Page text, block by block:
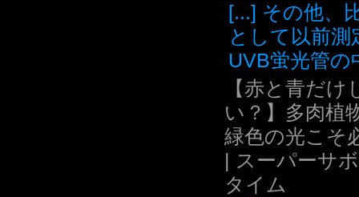
[...] その他、
として以前測
UVB蛍光管の
【赤と青だけ
い？】多肉植
緑色の光こそ
| スーパーサ
タイム